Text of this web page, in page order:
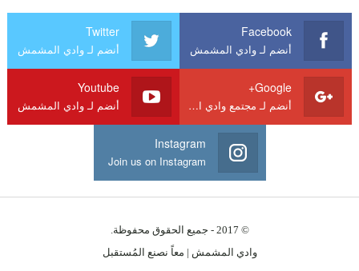
Facebook
أنضم لـ وادي المشمش
Twitter
أنضم لـ وادي المشمش
Google+
أنضم لـ مجتمع وادي المشمش
Youtube
أنضم لـ وادي المشمش
Instagram
Join us on Instagram
© 2017 - جميع الحقوق محفوظة.
وادي المشمش | معاً نصنع المُستقبل